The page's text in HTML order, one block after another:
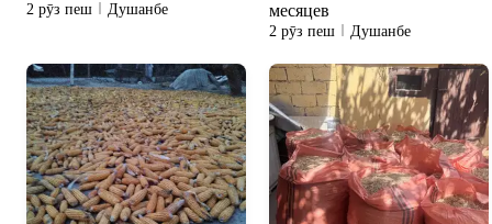
2 рӯз пеш Душанбе
месяцев
2 рӯз пеш Душанбе